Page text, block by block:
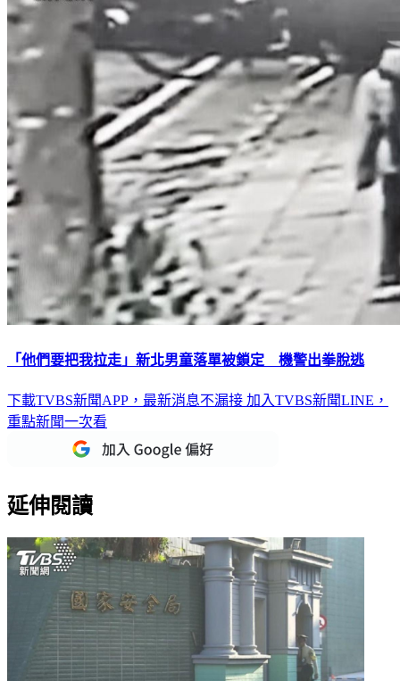
「他們要把我拉走」新北男童落單被鎖定 機警出拳脫逃
下載TVBS新聞APP，最新消息不漏接 加入TVBS新聞LINE，
重點新聞一次看
延伸閱讀